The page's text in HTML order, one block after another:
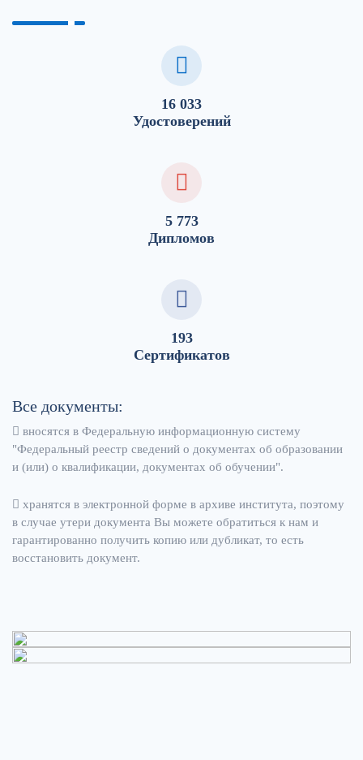
16 033
Удостоверений
5 773
Дипломов
193
Сертификатов
Все документы:
вносятся в Федеральную информационную систему
"Федеральный реестр сведений о документах об образовании
и (или) о квалификации, документах об обучении".
хранятся в электронной форме в архиве института, поэтому
в случае утери документа Вы можете обратиться к нам и
гарантированно получить копию или дубликат, то есть
восстановить документ.